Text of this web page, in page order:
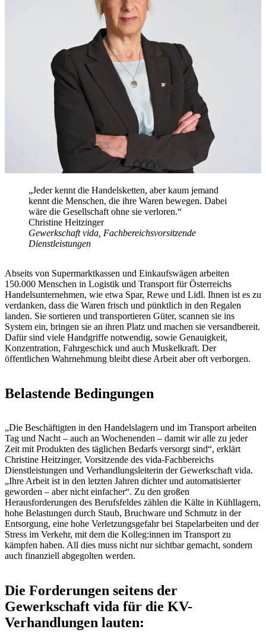
„Jeder kennt die Handelsketten, aber kaum jemand
kennt die Menschen, die ihre Waren bewegen. Dabei
wäre die Gesellschaft ohne sie verloren.“
Christine Heitzinger
Gewerkschaft vida, Fachbereichsvorsitzende
Dienstleistungen
Abseits von Supermarktkassen und Einkaufswägen arbeiten
150.000 Menschen in Logistik und Transport für Österreichs
Handelsunternehmen, wie etwa Spar, Rewe und Lidl. Ihnen ist es zu
verdanken, dass die Waren frisch und pünktlich in den Regalen
landen. Sie sortieren und transportieren Güter, scannen sie ins
System ein, bringen sie an ihren Platz und machen sie versandbereit.
Dafür sind viele Handgriffe notwendig, sowie Genauigkeit,
Konzentration, Fahrgeschick und auch Muskelkraft. Der
öffentlichen Wahrnehmung bleibt diese Arbeit aber oft verborgen.
Belastende Bedingungen
„Die Beschäftigten in den Handelslagern und im Transport arbeiten
Tag und Nacht – auch an Wochenenden – damit wir alle zu jeder
Zeit mit Produkten des täglichen Bedarfs versorgt sind“, erklärt
Christine Heitzinger, Vorsitzende des vida-Fachbereichs
Dienstleistungen und Verhandlungsleiterin der Gewerkschaft vida.
„Ihre Arbeit ist in den letzten Jahren dichter und automatisierter
geworden – aber nicht einfacher“. Zu den großen
Herausforderungen des Berufsfeldes zählen die Kälte in Kühllagern,
hohe Belastungen durch Staub, Bruchware und Schmutz in der
Entsorgung, eine hohe Verletzungsgefahr bei Stapelarbeiten und der
Stress im Verkehr, mit dem die Kolleg:innen im Transport zu
kämpfen haben. All dies muss nicht nur sichtbar gemacht, sondern
auch finanziell abgegolten werden.
Die Forderungen seitens der
Gewerkschaft vida für die KV-
Verhandlungen lauten: